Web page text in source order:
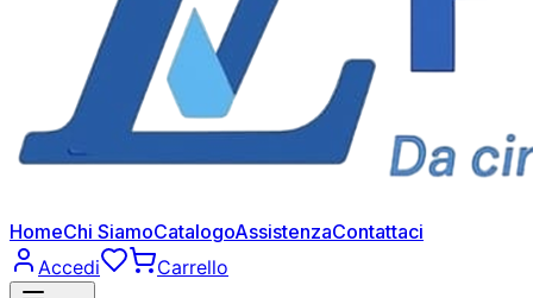
HomeChi SiamoCatalogoAssistenzaContattaci
Accedi
Carrello